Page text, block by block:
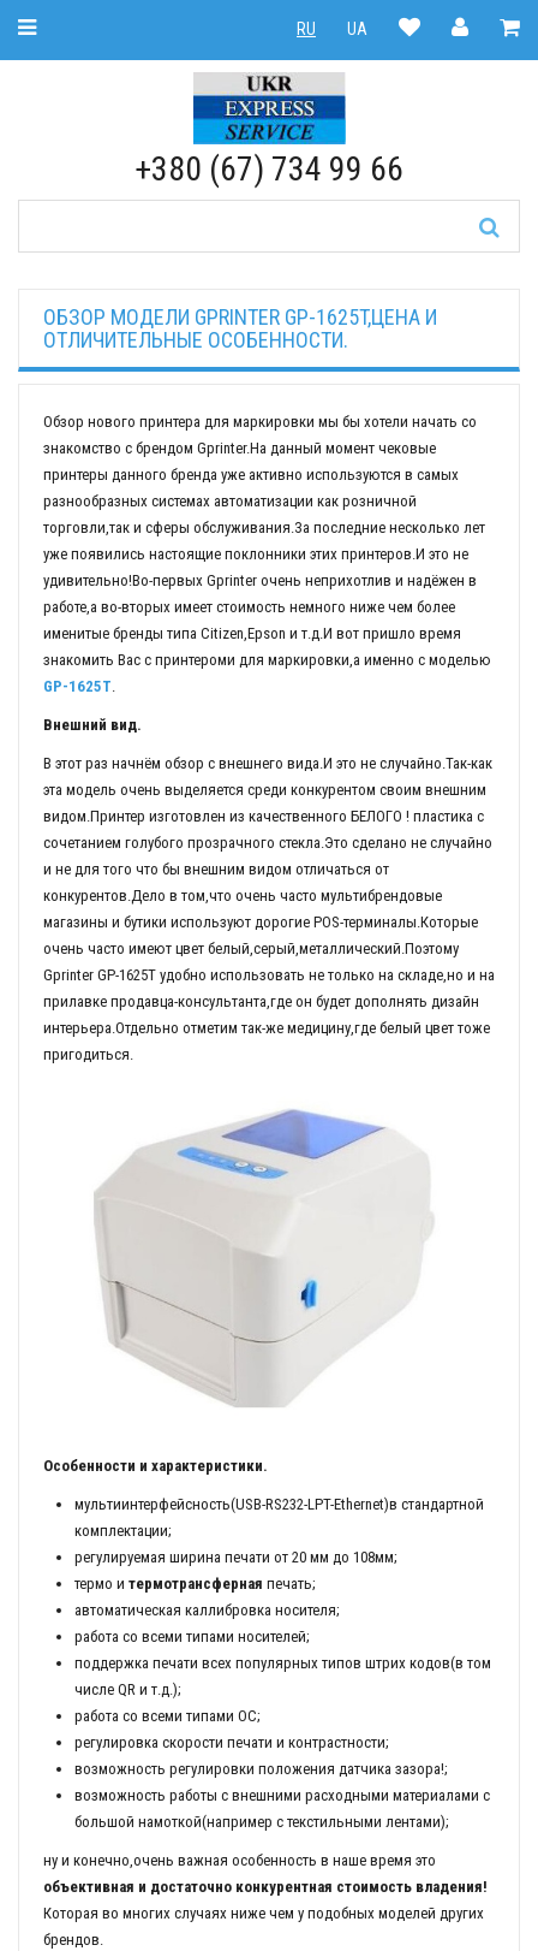
Toggle Navigation UA
RU |
RU
+380 (67) 734 99 66
ОБЗОР МОДЕЛИ GPRINTER GP-1625T,ЦЕНА И
ОТЛИЧИТЕЛЬНЫЕ ОСОБЕННОСТИ.
Обзор нового принтера для маркировки мы бы хотели начать со
знакомство с брендом Gprinter.На данный момент чековые
принтеры данного бренда уже активно используются в самых
разнообразных системах автоматизации как розничной
торговли,так и сферы обслуживания.За последние несколько лет
уже появились настоящие поклонники этих принтеров.И это не
удивительно!Во-первых Gprinter очень неприхотлив и надёжен в
работе,а во-вторых имеет стоимость немного ниже чем более
именитые бренды типа Citizen,Epson и т.д.И вот пришло время
знакомить Вас с принтероми для маркировки,а именно с моделью
GP-1625T.
Внешний вид.
В этот раз начнём обзор с внешнего вида.И это не случайно.Так-как
эта модель очень выделяется среди конкурентом своим внешним
видом.Принтер изготовлен из качественного БЕЛОГО ! пластика с
сочетанием голубого прозрачного стекла.Это сделано не случайно
и не для того что бы внешним видом отличаться от
конкурентов.Дело в том,что очень часто мультибрендовые
магазины и бутики используют дорогие POS-терминалы.Которые
очень часто имеют цвет белый,серый,металлический.Поэтому
Gprinter GP-1625T удобно использовать не только на складе,но и на
прилавке продавца-консультанта,где он будет дополнять дизайн
интерьера.Отдельно отметим так-же медицину,где белый цвет тоже
пригодиться.
Особенности и характеристики.
мультиинтерфейсность(USB-RS232-LPT-Ethernet)в стандартной
комплектации;
регулируемая ширина печати от 20 мм до 108мм;
термо и термотрансферная печать;
автоматическая каллибровка носителя;
работа со всеми типами носителей;
поддержка печати всех популярных типов штрих кодов(в том
числе QR и т.д.);
работа со всеми типами ОС;
регулировка скорости печати и контрастности;
возможность регулировки положения датчика зазора!;
возможность работы с внешними расходными материалами с
большой намоткой(например с текстильными лентами);
ну и конечно,очень важная особенность в наше время это
объективная и достаточно конкурентная стоимость владения!
Которая во многих случаях ниже чем у подобных моделей других
брендов.